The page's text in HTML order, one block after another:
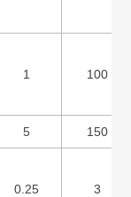
1 100
5 150
0.25 3